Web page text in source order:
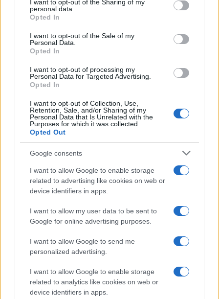
not limited to your visit or usage behaviour. You may click to
grant or deny consent to Google and its third-party tags to
use your data for below specified purposes in below Google
consent section.
I want to opt-out of the Sharing of my
personal data.
Opted In
I want to opt-out of the Sale of my
Personal Data.
Opted In
I want to opt-out of processing my
Personal Data for Targeted Advertising.
Opted In
I want to opt-out of Collection, Use,
Retention, Sale, and/or Sharing of my
Personal Data that Is Unrelated with the
Purposes for which it was collected.
Opted Out
Google consents
I want to allow Google to enable storage
related to advertising like cookies on web or
device identifiers in apps.
I want to allow my user data to be sent to
Google for online advertising purposes.
I want to allow Google to send me
personalized advertising.
I want to allow Google to enable storage
related to analytics like cookies on web or
device identifiers in apps.
345 356 7512
Entra nel canale telegram di
GalluraOggi.it
daGoogle News
F
a
ce
b
o
T
w
it
te
r
Pi
n
te
re
st
W
h
at
s
A
S
h
re
Articolo precedente
Prossimo articolo